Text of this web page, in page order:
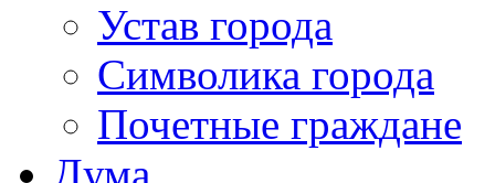
Устав города
Символика города
Почетные граждане